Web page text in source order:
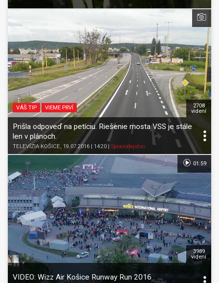
VÁŠ TIP VIEME PRVÍ
Prišla odpoveď na petíciu. Riešenie mosta VSS je stále
len v plánoch.
TELEVÍZIA KOŠICE, 19.07.2016 | 14:20 Spravodajstvo
2708
videní
VIDEO: Wizz Air Košice Runway Run 2016
3989
videní
01:59